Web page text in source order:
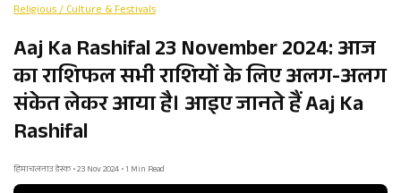
Religious / Culture & Festivals
Aaj Ka Rashifal 23 November 2024: आज
का राशिफल सभी राशियों के लिए अलग-अलग
संकेत लेकर आया है। आइए जानते हैं Aaj Ka
Rashifal
हिमाचलनाउ डेस्क • 23 Nov 2024 • 1 Min Read